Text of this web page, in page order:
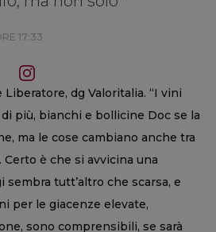
17:33
dg Valoritalia. “I vini
più, bianchi e bollicine Doc se la
ma le cose cambiano anche tra
è che si avvicina una
sembra tutt’altro che scarsa, e
per le giacenze elevate,
sono comprensibili, se sarà